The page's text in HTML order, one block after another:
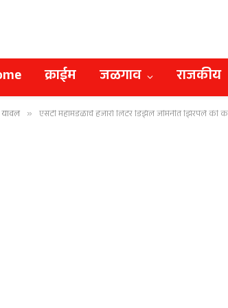
क्राईम जळगाव राजकीय
यावल » एसटी महामंडळाचे हजारो लिटर डिझेल जमिनीत झिरपले की